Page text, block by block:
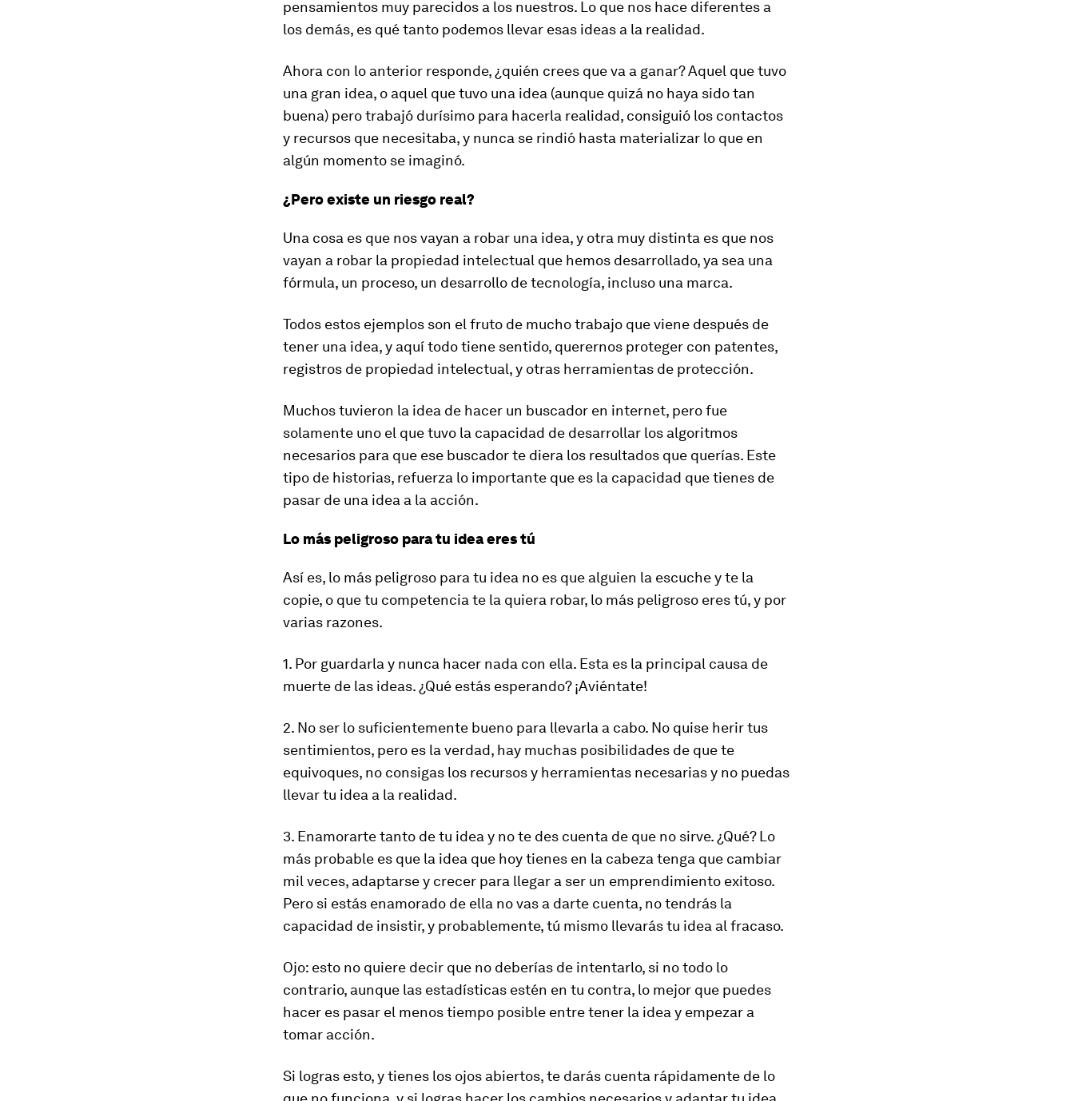
pensamientos muy parecidos a los nuestros. Lo que nos hace diferentes a
los demás, es qué tanto podemos llevar esas ideas a la realidad.
Ahora con lo anterior responde, ¿quién crees que va a ganar? Aquel que tuvo
una gran idea, o aquel que tuvo una idea (aunque quizá no haya sido tan
buena) pero trabajó durísimo para hacerla realidad, consiguió los contactos
y recursos que necesitaba, y nunca se rindió hasta materializar lo que en
algún momento se imaginó.
¿Pero existe un riesgo real?
Una cosa es que nos vayan a robar una idea, y otra muy distinta es que nos
vayan a robar la propiedad intelectual que hemos desarrollado, ya sea una
fórmula, un proceso, un desarrollo de tecnología, incluso una marca.
Todos estos ejemplos son el fruto de mucho trabajo que viene después de
tener una idea, y aquí todo tiene sentido, querernos proteger con patentes,
registros de propiedad intelectual, y otras herramientas de protección.
Muchos tuvieron la idea de hacer un buscador en internet, pero fue
solamente uno el que tuvo la capacidad de desarrollar los algoritmos
necesarios para que ese buscador te diera los resultados que querías. Este
tipo de historias, refuerza lo importante que es la capacidad que tienes de
pasar de una idea a la acción.
Lo más peligroso para tu idea eres tú
Así es, lo más peligroso para tu idea no es que alguien la escuche y te la
copie, o que tu competencia te la quiera robar, lo más peligroso eres tú, y por
varias razones.
1. Por guardarla y nunca hacer nada con ella. Esta es la principal causa de
muerte de las ideas. ¿Qué estás esperando? ¡Aviéntate!
2. No ser lo suficientemente bueno para llevarla a cabo. No quise herir tus
sentimientos, pero es la verdad, hay muchas posibilidades de que te
equivoques, no consigas los recursos y herramientas necesarias y no puedas
llevar tu idea a la realidad.
3. Enamorarte tanto de tu idea y no te des cuenta de que no sirve. ¿Qué? Lo
más probable es que la idea que hoy tienes en la cabeza tenga que cambiar
mil veces, adaptarse y crecer para llegar a ser un emprendimiento exitoso.
Pero si estás enamorado de ella no vas a darte cuenta, no tendrás la
capacidad de insistir, y probablemente, tú mismo llevarás tu idea al fracaso.
Ojo: esto no quiere decir que no deberías de intentarlo, si no todo lo
contrario, aunque las estadísticas estén en tu contra, lo mejor que puedes
hacer es pasar el menos tiempo posible entre tener la idea y empezar a
tomar acción.
Si logras esto, y tienes los ojos abiertos, te darás cuenta rápidamente de lo